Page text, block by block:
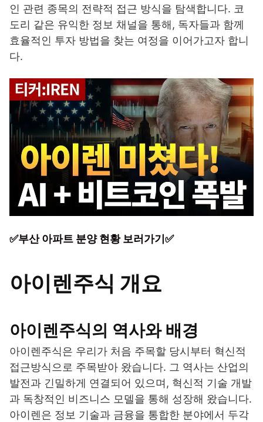
인 관련 종목의 전략적 접근 방식을 탐색합니다. 코
도리 같은 유익한 정보 채널을 통해, 독자들과 함께
효율적인 투자 방법을 찾는 여정을 이어가고자 합니
다.
✅부산 아파트 분양 현황 보러가기✅
아이렌주식 개요
아이렌주식의 역사와 배경
아이렌주식은 우리가 처음 주목할 당시부터 혁신적
접근방식으로 주목받아 왔습니다. 그 역사는 산업의
발전과 긴밀하게 연결되어 있으며, 혁신적 기술 개발
과 독창적인 비즈니스 모델을 통해 성장해 왔습니다.
아이렌은 정보 기술과 금융을 통합한 분야에서 두각